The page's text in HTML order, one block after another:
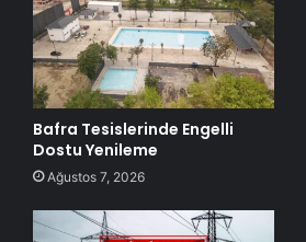
Bafra Tesislerinde Engelli
Dostu Yenileme
Ağustos 7, 2026